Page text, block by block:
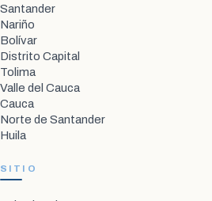
Santander
Nariño
Bolívar
Distrito Capital
Tolima
Valle del Cauca
Cauca
Norte de Santander
Huila
SITIO